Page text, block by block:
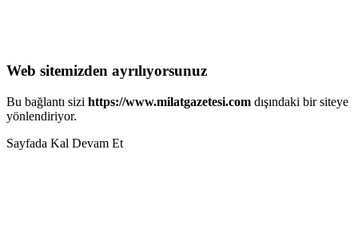
Web sitemizden ayrılıyorsunuz
Bu bağlantı sizi https://www.milatgazetesi.com dışındaki bir siteye
yönlendiriyor.
Sayfada Kal Devam Et